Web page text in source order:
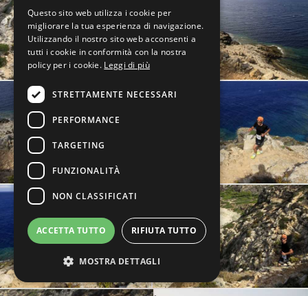
Questo sito web utilizza i cookie per
migliorare la tua esperienza di navigazione.
Utilizzando il nostro sito web acconsenti a
tutti i cookie in conformità con la nostra
policy per i cookie. Leggi di più
STRETTAMENTE NECESSARI
PERFORMANCE
TARGETING
FUNZIONALITÀ
NON CLASSIFICATI
ACCETTA TUTTO RIFIUTA TUTTO
MOSTRA DETTAGLI